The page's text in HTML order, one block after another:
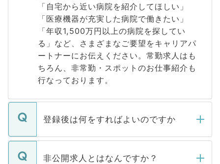
「自宅から近い病院を紹介してほしい」
「医療機器が充実した病院で働きたい」
「年収1,500万円以上の病院を探してい
る」など、さまざまなご要望をキャリアパ
ートナーにお伝えください。常勤求人はも
ちろん、非常勤・スポットのお仕事紹介も
行なっております。
登録後は何をすればよいのですか
ご登録いただきましたら、弊社担当者がご
登録内容を確認し、その後メールもしくは
非公開求人とはなんですか？